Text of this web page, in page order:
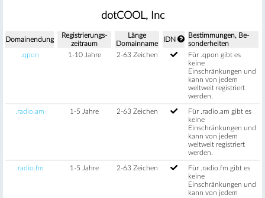
dotCOOL, Inc
Domain­endung
Regis­trierungs­
zeitraum
Länge
Domain­name
IDN
Be­stimm­ungen, Be­
sonder­heiten
.qpon
1-10 Jahre 2-63 Zeichen
Für .qpon gibt es
keine
Einschränkungen und
kann von jedem
weltweit registriert
werden.
.radio.am 1-5 Jahre 2-63 Zeichen
Für .radio.am gibt es
keine
Einschränkungen und
kann von jedem
weltweit registriert
werden.
.radio.fm 1-5 Jahre 2-63 Zeichen
Für .radio.fm gibt es
keine
Einschränkungen und
kann von jedem